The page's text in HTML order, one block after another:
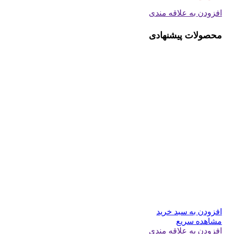
افزودن به علاقه مندی
محصولات پیشنهادی
افزودن به سبد خرید
مشاهده سریع
افزودن به علاقه مندی